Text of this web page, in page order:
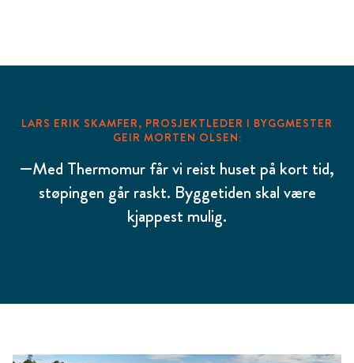
LARS ERIK SKAMFER, PROSJEKTLEDER I BYGGMESTER
GEIR MORTEN OLSEN:
—Med Thermomur får vi reist huset på kort tid,
støpingen går raskt. Byggetiden skal være
kjappest mulig.